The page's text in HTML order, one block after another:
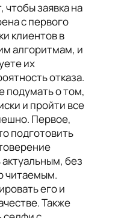
заявка на
с первого
клиентов в
алгоритмам, и
их
отказа.
подумать о том,
и пройти все
Первое,
подготовить
без
читаемым.
его и
Также